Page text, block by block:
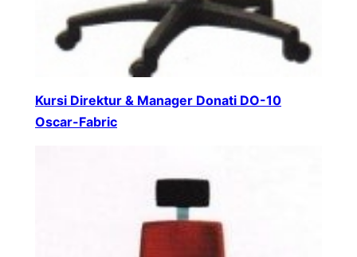
Kursi Direktur & Manager Donati DO-10
Oscar-Fabric